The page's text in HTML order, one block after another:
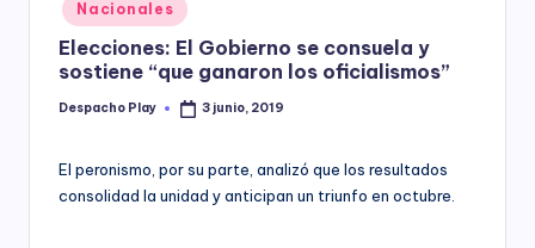
y
in
Nacionales
Elecciones: El Gobierno se consuela y
sostiene “que ganaron los oficialismos”
Posted
Despacho Play 3 junio, 2019
El peronismo, por su parte, analizó que los resultados
consolidad la unidad y anticipan un triunfo en octubre.